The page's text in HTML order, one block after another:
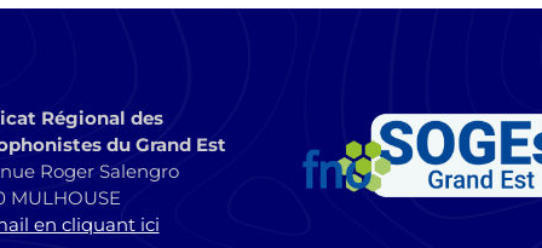
Régional des
du Grand Est
Roger Salengro
MULHOUSE
en cliquant ici